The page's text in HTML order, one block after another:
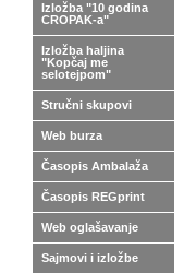
Izložba "10 godina
CROPAK-a"
Izložba haljina
"Kopčaj me
selotejpom"
Stručni skupovi
Web burza
Časopis Ambalaža
Časopis REGprint
Web oglašavanje
Sajmovi i izložbe